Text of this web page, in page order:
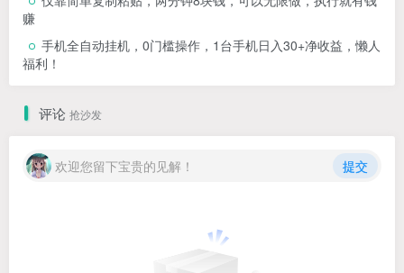
赚
手机全自动挂机，0门槛操作，1台手机日入30+净收益，懒人
福利！
评论 抢沙发
欢迎您留下宝贵的见解！ 提交